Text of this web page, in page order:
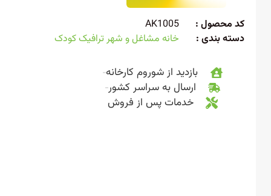
محصول :
AK1005
بندی :
خانه مشاغل و شهر ترافیک کودک
بازدید از شوروم کارخانه
ارسال به سراسر کشور
خدمات پس از فروش